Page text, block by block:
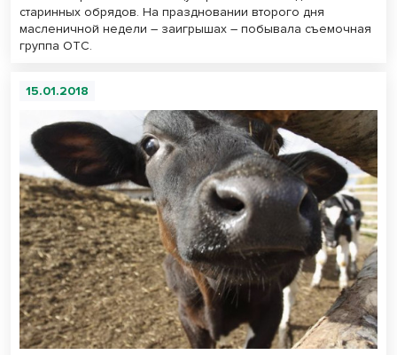
старинных обрядов. На праздновании второго дня
масленичной недели – заигрышах – побывала съемочная
группа ОТС.
15.01.2018